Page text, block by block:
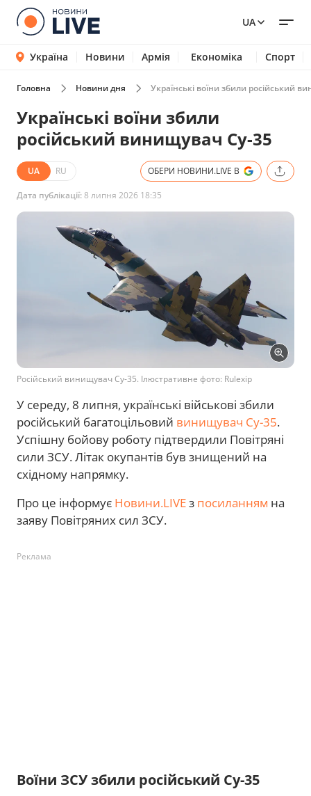
UA
Україна Новини Армія Економіка Спорт
Головна Новини дня Українські воїни збили російський
Українські воїни збили
російський винищувач Cу-35
UA RU ОБЕРИ НОВИНИ.LIVE В
Дата публікації:8 липня 2026 18:35
Російський винищувач Су-35. Ілюстративне фото: Rulexip
У середу, 8 липня, українські військові збили
російський багатоцільовий винищувач Су-35.
Успішну бойову роботу підтвердили Повітряні
сили ЗСУ. Літак окупантів був знищений на
східному напрямку.
Про це інформує Новини.LIVEз посиланням на
заяву Повітряних сил ЗСУ.
Реклама
Воїни ЗСУ збили російський Cу-35